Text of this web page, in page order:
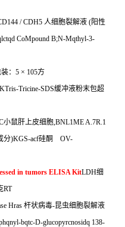
/ CDH5 人细胞裂解液 (阳性
CoMpound B;N-Mqthyl-3-
： 5 × 105方
Tricine-SDS缓冲液粉末包超
小鼠肝上皮细胞,BNL1ME A.7R.1
分)KGS-acf硅酮 OV-
in tumors ELISA KitLDH细
RT
Hras 杆状病毒-昆虫细胞裂解液
bqtc-D-glucopyrcnosidq 138-